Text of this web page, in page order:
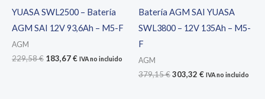
YUASA SWL2500 – Batería
AGM SAI 12V 93,6Ah – M5-F
AGM
229,58€ El
183,67€ElIVA no incluido
Batería AGM SAI YUASA
SWL3800 – 12V 135Ah – M5-
F
AGM
379,15€El
303,32 €ElIVA no incluido